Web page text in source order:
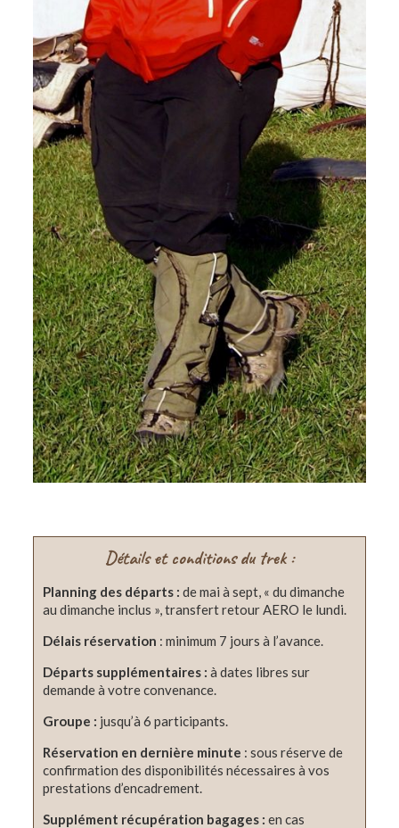
Détails et conditions du trek :
Planning des départs : de mai à sept, « du dimanche
au dimanche inclus », transfert retour AERO le lundi.
Délais réservation : minimum 7 jours à l’avance.
Départs supplémentaires : à dates libres sur
demande à votre convenance.
Groupe : jusqu’à 6 participants.
Réservation en dernière minute : sous réserve de
confirmation des disponibilités nécessaires à vos
prestations d’encadrement.
Supplément récupération bagages : en cas